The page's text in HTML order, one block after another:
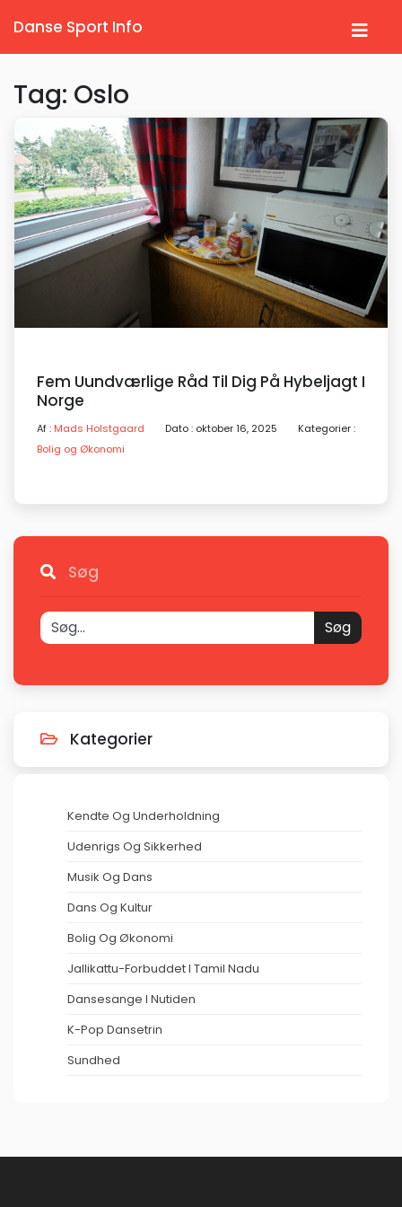
Danse Sport Info
Tag: Oslo
Fem Uundværlige Råd Til Dig På Hybeljagt I
Norge
Af : Mads Holstgaard Dato : oktober 16, 2025
Kategorier :
Bolig og Økonomi
Søg
Søg
Kategorier
Kendte Og Underholdning
Udenrigs Og Sikkerhed
Musik Og Dans
Dans Og Kultur
Bolig Og Økonomi
Jallikattu-Forbuddet I Tamil Nadu
Dansesange I Nutiden
K-Pop Dansetrin
Sundhed